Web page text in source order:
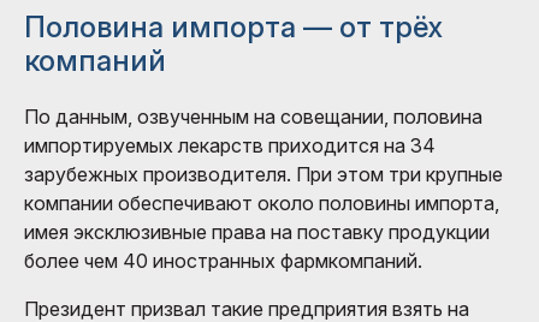
Половина импорта — от трёх
компаний
По данным, озвученным на совещании, половина
импортируемых лекарств приходится на 34
зарубежных производителя. При этом три крупные
компании обеспечивают около половины импорта,
имея эксклюзивные права на поставку продукции
более чем 40 иностранных фармкомпаний.
Президент призвал такие предприятия взять на